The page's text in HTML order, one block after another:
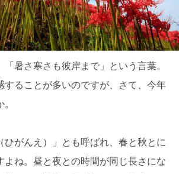
暑さ寒さも彼岸まで」という言葉。
することが多いのですが、さて、今年
ひがんえ）」とも呼ばれ、春と秋とに
よね。昼と夜との時間が同じ長さにな